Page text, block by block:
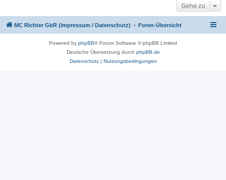
Gehe zu
MC Richter GbR (Impressum / Datenschutz) Foren-Übersicht
Powered by phpBB® Forum Software © phpBB Limited
Deutsche Übersetzung durch phpBB.de
Datenschutz| Nutzungsbedingungen